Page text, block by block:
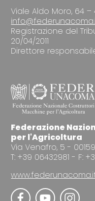
Viale Aldo Moro, 64 –
Registrazione del
20/04/2011
Direttore
Federazione
per l'Agricoltura
Via Venafro, 5 -
T: +39 06432981 - F: